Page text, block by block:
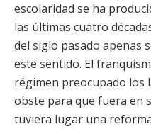
escolaridad se ha
las últimas cuatro
del siglo pasado apenas
este sentido. El
régimen preocupado los
obste para que fuera en
tuviera lugar una